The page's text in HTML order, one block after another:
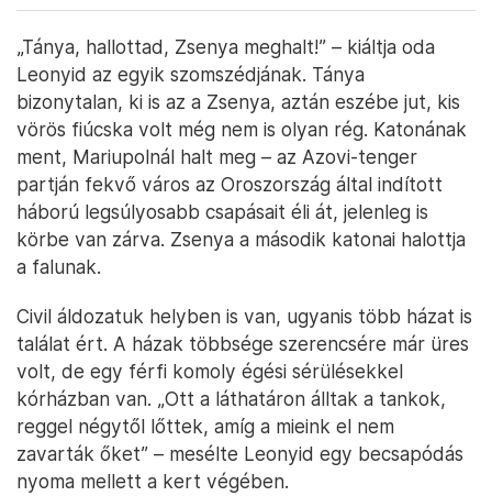
„Tánya, hallottad, Zsenya meghalt!” – kiáltja oda
Leonyid az egyik szomszédjának. Tánya
bizonytalan, ki is az a Zsenya, aztán eszébe jut, kis
vörös fiúcska volt még nem is olyan rég. Katonának
ment, Mariupolnál halt meg – az Azovi-tenger
partján fekvő város az Oroszország által indított
háború legsúlyosabb csapásait éli át, jelenleg is
körbe van zárva. Zsenya a második katonai halottja
a falunak.
Civil áldozatuk helyben is van, ugyanis több házat is
találat ért. A házak többsége szerencsére már üres
volt, de egy férfi komoly égési sérülésekkel
kórházban van. „Ott a láthatáron álltak a tankok,
reggel négytől lőttek, amíg a mieink el nem
zavarták őket” – mesélte Leonyid egy becsapódás
nyoma mellett a kert végében.